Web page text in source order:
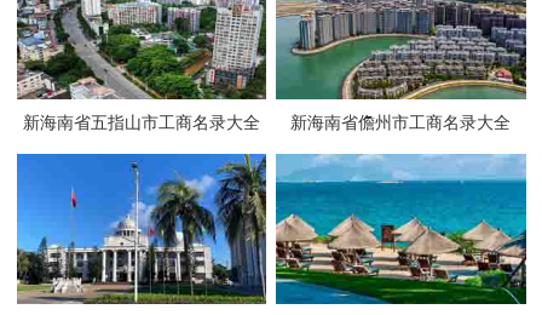
新海南省五指山市工商名录大全 新海南省儋州市工商名录大全